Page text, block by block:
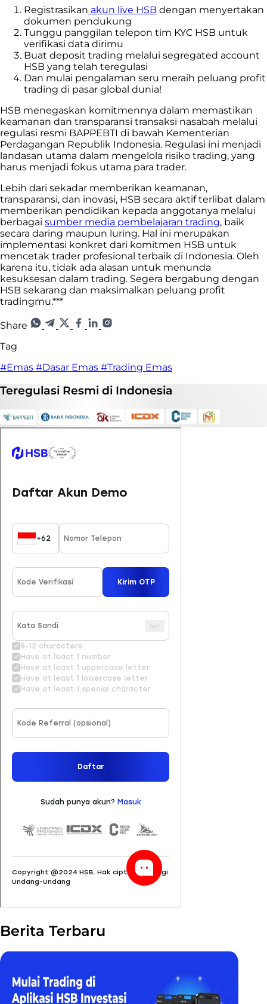
Registrasikan akun live HSB dengan menyertakan
dokumen pendukung
Tunggu panggilan telepon tim KYC HSB untuk
verifikasi data dirimu
Buat deposit trading melalui segregated account
HSB yang telah teregulasi
Dan mulai pengalaman seru meraih peluang profit
trading di pasar global dunia!
HSB menegaskan komitmennya dalam memastikan
keamanan dan transparansi transaksi nasabah melalui
regulasi resmi BAPPEBTI di bawah Kementerian
Perdagangan Republik Indonesia. Regulasi ini menjadi
landasan utama dalam mengelola risiko trading, yang
harus menjadi fokus utama para trader.
Lebih dari sekadar memberikan keamanan,
transparansi, dan inovasi, HSB secara aktif terlibat dalam
memberikan pendidikan kepada anggotanya melalui
berbagai sumber media pembelajaran trading, baik
secara daring maupun luring. Hal ini merupakan
implementasi konkret dari komitmen HSB untuk
mencetak trader profesional terbaik di Indonesia. Oleh
karena itu, tidak ada alasan untuk menunda
kesuksesan dalam trading. Segera bergabung dengan
HSB sekarang dan maksimalkan peluang profit
tradingmu.***
Share
Tag
#Emas #Dasar Emas #Trading Emas
Teregulasi Resmi di Indonesia
Berita Terbaru